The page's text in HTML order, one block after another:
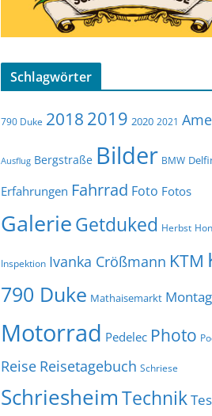
Schlagwörter
790 Duke 2018 2019 2020 2021
Ausflug Bergstraße Bilder BMW
Erfahrungen Fahrrad Foto Fotos
GalerieGetduked Herbst
Inspektion Ivanka Crößmann KTM
790 Duke Mathaisemarkt
Motorrad Pedelec Photo
Reise Reisetagebuch Schriese
SchriesheimTechnik